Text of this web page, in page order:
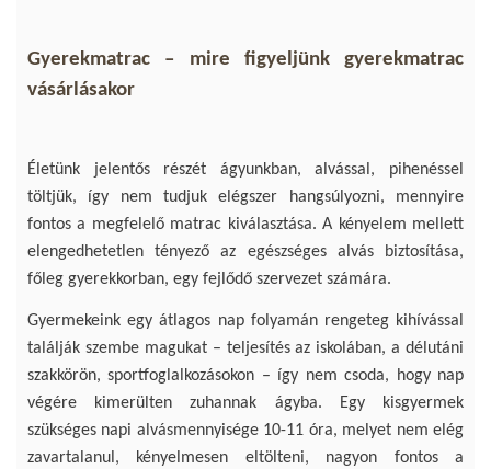
Gyerekmatrac – mire figyeljünk gyerekmatrac
vásárlásakor
Életünk jelentős részét ágyunkban, alvással, pihenéssel
töltjük, így nem tudjuk elégszer hangsúlyozni, mennyire
fontos a megfelelő matrac kiválasztása. A kényelem mellett
elengedhetetlen tényező az egészséges alvás biztosítása,
főleg gyerekkorban, egy fejlődő szervezet számára.
Gyermekeink egy átlagos nap folyamán rengeteg kihívással
találják szembe magukat – teljesítés az iskolában, a délutáni
szakkörön, sportfoglalkozásokon – így nem csoda, hogy nap
végére kimerülten zuhannak ágyba. Egy kisgyermek
szükséges napi alvásmennyisége 10-11 óra, melyet nem elég
zavartalanul, kényelmesen eltölteni, nagyon fontos a